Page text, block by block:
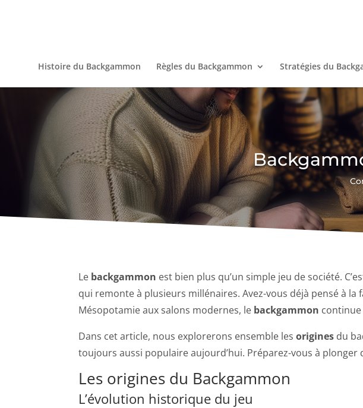
Histoire du Backgammon Règles du Backgammon Stratégies du
Le backgammon est bien plus qu’un simple jeu de société.
qui remonte à plusieurs millénaires. Avez-vous déjà pensé à
Mésopotamie aux salons modernes, le backgammon
Dans cet article, nous explorerons ensemble les origines du
toujours aussi populaire aujourd’hui. Préparez-vous à plonger
Les origines du Backgammon
L’évolution historique du jeu